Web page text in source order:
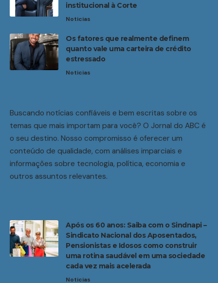
institucional à Corte
Noticias
Os fatores que realmente definem
quanto vale uma carteira de crédito
estressado
Noticias
Buscando notícias confiáveis e bem escritas sobre os
temas que mais importam para você? O Jornal do ABC é
o seu destino. Nosso compromisso é oferecer um
conteúdo de qualidade, com análises imparciais e
informações sobre tecnologia, política, economia e
outros assuntos relevantes.
Após os 60 anos: Saiba com o Sindnapi –
Sindicato Nacional dos Aposentados,
Pensionistas e Idosos como construir
uma rotina saudável em uma sociedade
cada vez mais acelerada
Noticias